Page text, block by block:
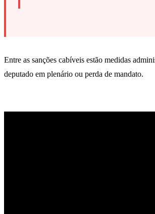
Entre as sanções cabíveis estão medidas
deputado em plenário ou perda de mandato.